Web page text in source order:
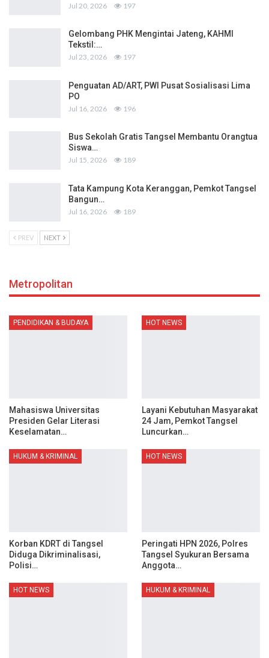
Jul 20, 2026 197
Gelombang PHK Mengintai Jateng, KAHMI
Tekstil:…
Jul 23, 2026 197
Penguatan AD/ART, PWI Pusat Sosialisasi Lima
PO
Jul 16, 2026 196
Bus Sekolah Gratis Tangsel Membantu Orangtua
Siswa…
Jul 15, 2026 189
Tata Kampung Kota Keranggan, Pemkot Tangsel
Bangun…
Jul 16, 2026 189
PREV NEXT
Metropolitan
PENDIDIKAN & BUDAYA
Mahasiswa Universitas
Presiden Gelar Literasi
Keselamatan…
HOT NEWS
Layani Kebutuhan Masyarakat
24 Jam, Pemkot Tangsel
Luncurkan…
HUKUM & KRIMINAL
Korban KDRT di Tangsel
Diduga Dikriminalisasi,
Polisi…
HOT NEWS
Peringati HPN 2026, Polres
Tangsel Syukuran Bersama
Anggota…
HOT NEWS HUKUM & KRIMINAL